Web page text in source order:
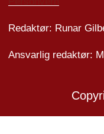
Redaktør: Runar
Ansvarlig redaktør: